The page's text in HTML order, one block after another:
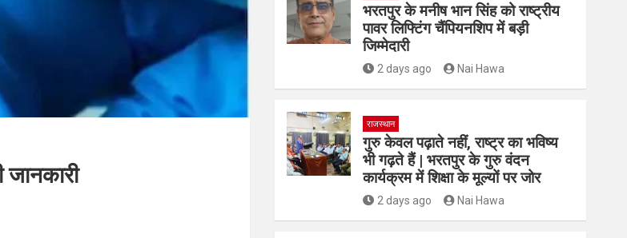
भरतपुर के मनीष भान सिंह को राष्ट्रीय
पावर लिफ्टिंग चैंपियनशिप में बड़ी
जिम्मेदारी
2 days ago Nai Hawa
राजस्थान
गुरु केवल पढ़ाते नहीं, राष्ट्र का भविष्य
भी गढ़ते हैं | भरतपुर के गुरु वंदन
कार्यक्रम में शिक्षा के मूल्यों पर जोर
2 days ago Nai Hawa